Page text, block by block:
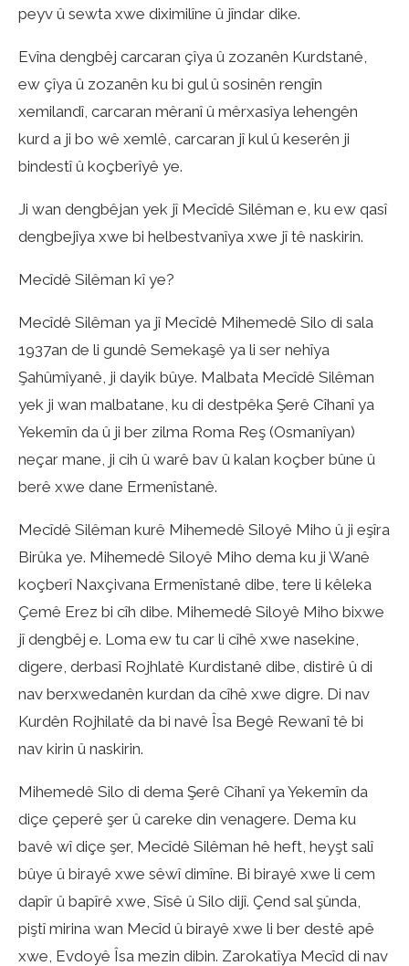
peyv û sewta xwe diximilîne û jîndar dike.
Evîna dengbêj carcaran çîya û zozanên Kurdstanê,
ew çîya û zozanên ku bi gul û sosinên rengîn
xemilandî, carcaran mêranî û mêrxasîya lehengên
kurd a ji bo wê xemlê, carcaran jî kul û keserên ji
bindestî û koçberîyê ye.
Ji wan dengbêjan yek jî Mecîdê Silêman e, ku ew qasî
dengbejîya xwe bi helbestvanîya xwe jî tê naskirin.
Mecîdê Silêman kî ye?
Mecîdê Silêman ya jî Mecîdê Mihemedê Silo di sala
1937an de li gundê Semekaşê ya li ser nehîya
Şahûmîyanê, ji dayik bûye. Malbata Mecîdê Silêman
yek ji wan malbatane, ku di destpêka Şerê Cîhanî ya
Yekemîn da û ji ber zilma Roma Reş (Osmanîyan)
neçar mane, ji cih û warê bav û kalan koçber bûne û
berê xwe dane Ermenîstanê.
Mecîdê Silêman kurê Mihemedê Siloyê Miho û ji eşîra
Birûka ye. Mihemedê Siloyê Miho dema ku ji Wanê
koçberî Naxçivana Ermenîstanê dibe, tere li kêleka
Çemê Erez bi cîh dibe. Mihemedê Siloyê Miho bixwe
jî dengbêj e. Loma ew tu car li cîhê xwe nasekine,
digere, derbasî Rojhlatê Kurdistanê dibe, distirê û di
nav berxwedanên kurdan da cîhê xwe digre. Di nav
Kurdên Rojhilatê da bi navê Îsa Begê Rewanî tê bi
nav kirin û naskirin.
Mihemedê Silo di dema Şerê Cîhanî ya Yekemîn da
diçe çeperê şer û careke din venagere. Dema ku
bavê wî diçe şer, Mecîdê Silêman hê heft, heyşt salî
bûye û birayê xwe sêwî dimîne. Bi birayê xwe li cem
dapîr û bapîrê xwe, Sîsê û Silo dijî. Çend sal şûnda,
piştî mirina wan Mecîd û birayê xwe li ber destê apê
xwe, Evdoyê Îsa mezin dibin. Zarokatîya Mecîd di nav